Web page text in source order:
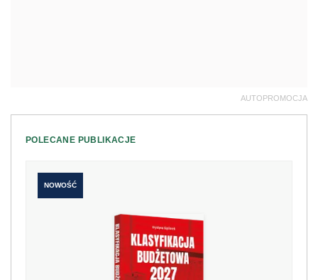
AUTOPROMOCJA
POLECANE PUBLIKACJE
NOWOŚĆ